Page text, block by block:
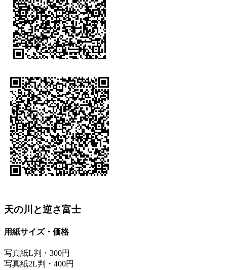
天の川と逆さ富士
用紙サイズ・価格
写真紙L判・300円
写真紙2L判・400円